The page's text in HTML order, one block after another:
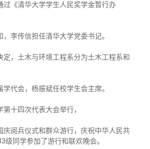
过《清华大学学生人民奖学金暂行办
李传信担任清华大学党委书记。
定，土木与环境工程系分为土木工程系和
代会，杨振斌任校学生会主席。
十四次代表大会举行，
庆阅兵仪式和群众游行，庆祝中华人民共
级同学参加了游行和联欢晚会。